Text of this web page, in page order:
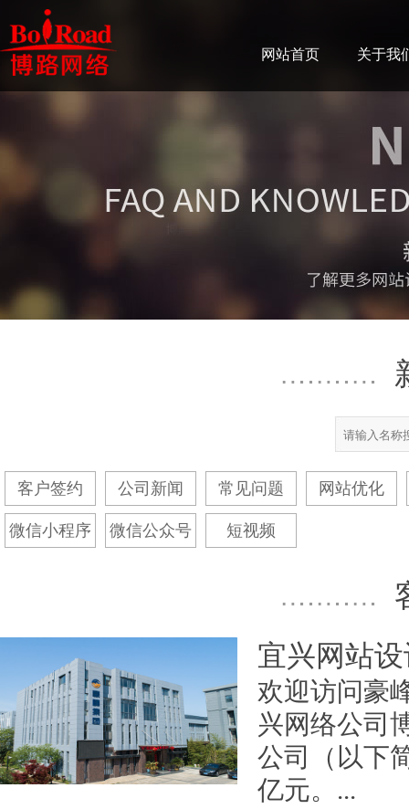
网站首页 关于我
客户签约 公司新闻 常见问题 网站优化
微信小程序 微信公众号 短视频
宜兴网站
欢迎访问豪
兴网络公司
公司（以下
亿元。...